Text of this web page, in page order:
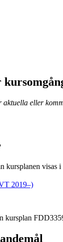
eller
kursplanen visas
2019–)
kursplan